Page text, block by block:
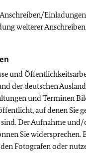
weiterer
und
der deutschen
und Terminen
auf denen Sie
Der Aufnahme
Sie widersprechen.
Fotografen oder